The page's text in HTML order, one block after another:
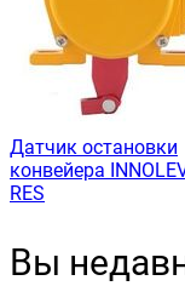
Датчик остановки
конвейера
RES
Вы